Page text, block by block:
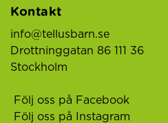
Kontakt
info@tellusbarn.se
Drottninggatan 86 111 36
Stockholm
Följ oss på Facebook
Följ oss på Instagram